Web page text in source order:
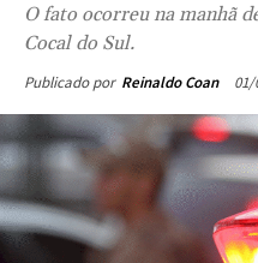
O fato ocorreu na manhã
Cocal do Sul.
Publicado por Reinaldo Coan 01/